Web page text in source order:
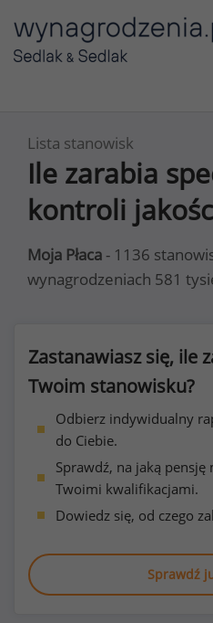
Lista stanowisk
Ile zarabia
kontroli
Moja Płaca - 1136
wynagrodzeniach 581
Zastanawiasz się, ile
Twoim stanowisku?
Odbierz indywidualny
do Ciebie.
Sprawdź, na jaką pensję
Twoimi kwalifikacjami.
Dowiedz się, od czego
Sprawdź